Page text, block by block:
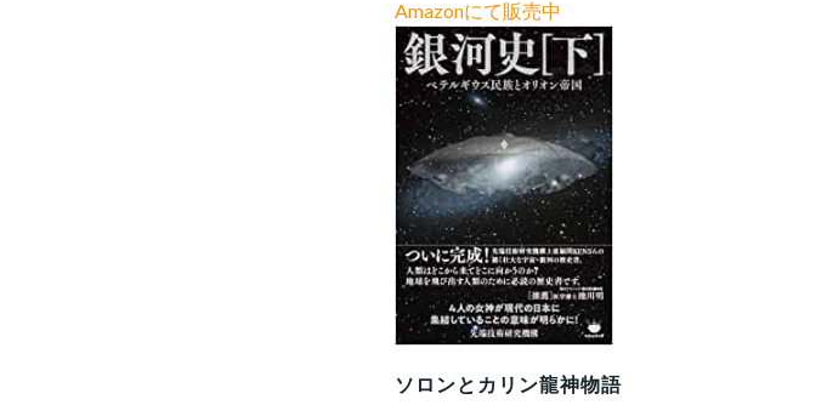
Amazonにて販売中
ソロンとカリン龍神物語